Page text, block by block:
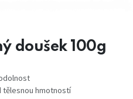
doušek 100g
tělesnou hmotností